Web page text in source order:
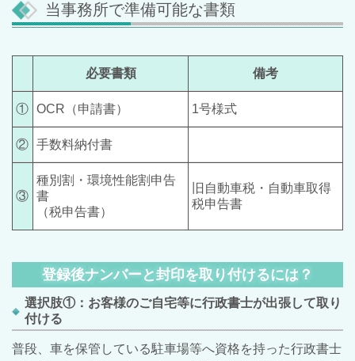
当事務所で準備可能な書類
必要書類 備考
① OCR（申請書） 1号様式
② 手数料納付書
③
種別割・環境性能割申告
書
（税申告書）
旧自動車税・自動車取得
税申告書
登録後ナンバーと封印を取り付けるには？
選択肢①：お客様のご自宅等に行政書士が出張して取り
付ける
普段、車を保管している駐車場等へ資格を持った行政書士